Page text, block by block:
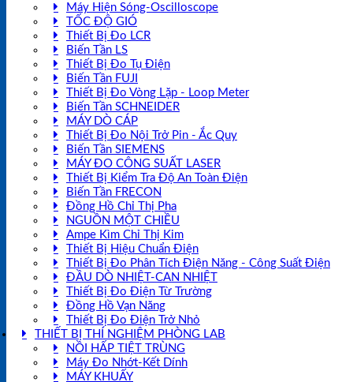
Máy Hiện Sóng-Oscilloscope
TỐC ĐỘ GIÓ
Thiết Bị Đo LCR
Biến Tần LS
Thiết Bị Đo Tụ Điện
Biến Tần FUJI
Thiết Bị Đo Vòng Lặp - Loop Meter
Biến Tần SCHNEIDER
MÁY DÒ CÁP
Thiết Bị Đo Nội Trở Pin - Ắc Quy
Biến Tần SIEMENS
MÁY ĐO CÔNG SUẤT LASER
Thiết Bị Kiểm Tra Độ An Toàn Điện
Biến Tần FRECON
Đồng Hồ Chỉ Thị Pha
NGUỒN MỘT CHIỀU
Ampe Kìm Chỉ Thị Kim
Thiết Bị Hiệu Chuẩn Điện
Thiết Bị Đo Phân Tích Điện Năng - Công Suất Điện
ĐẦU DÒ NHIỆT-CAN NHIỆT
Thiết Bị Đo Điện Từ Trường
Đồng Hồ Vạn Năng
Thiết Bị Đo Điện Trở Nhỏ
THIẾT BỊ THÍ NGHIỆM PHÒNG LAB
NỒI HẤP TIỆT TRÙNG
Máy Đo Nhớt-Kết Dính
MÁY KHUẤY